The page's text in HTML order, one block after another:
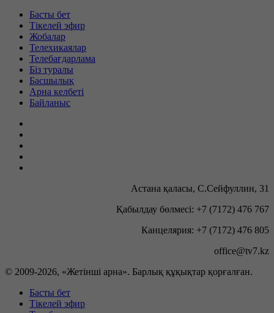
Басты бет
Тікелей эфир
Жобалар
Телехикаялар
Телебағдарлама
Біз туралы
Басшылық
Арна келбеті
Байланыс
Астана қаласы, С.Сейфуллин, 31
Қабылдау бөлмесі: +7 (7172) 476 767
Канцелярия: +7 (7172) 476 805
office@tv7.kz
© 2009-2026, «Жетінші арна». Барлық құқықтар қорғалған.
Басты бет
Тікелей эфир